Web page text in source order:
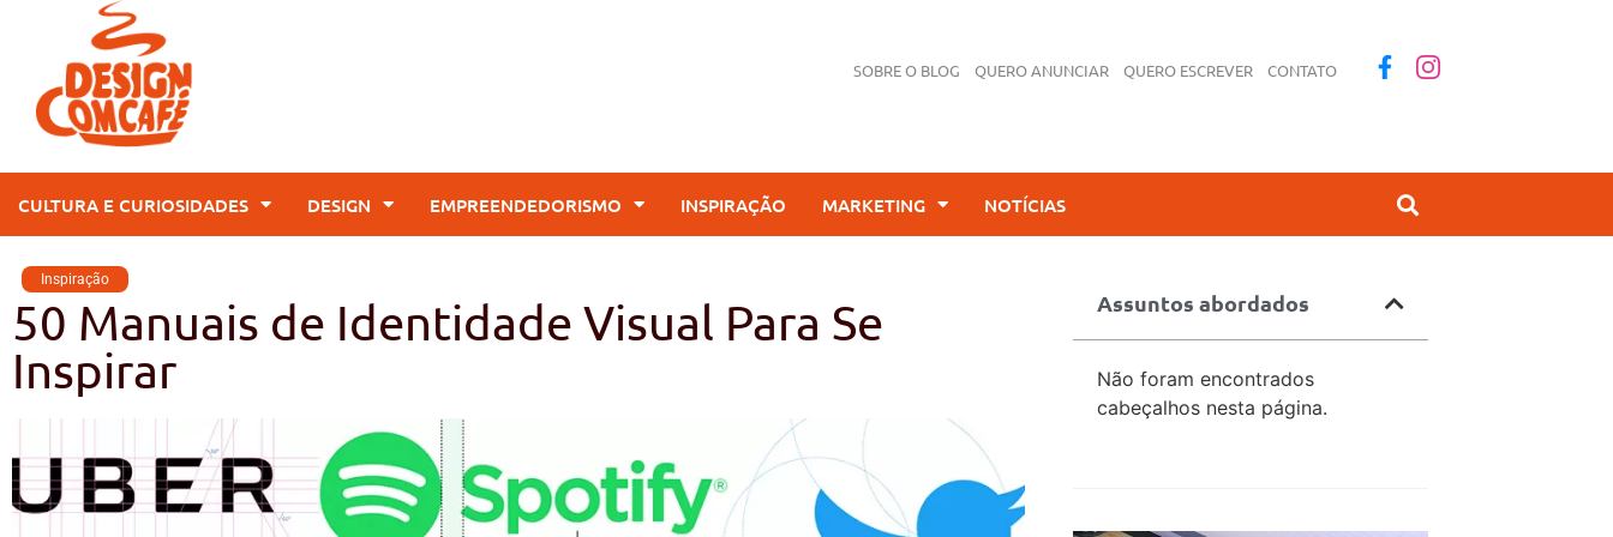
SOBRE O BLOG QUERO ANUNCIAR QUERO ESCREVER CONTATO
CULTURA E CURIOSIDADES DESIGN EMPREENDEDORISMO INSPIRAÇÃO MARKETING NOTÍCIAS
Inspiração
50 Manuais de Identidade Visual Para Se
Inspirar
Assuntos abordados
Não foram encontrados
cabeçalhos nesta página.